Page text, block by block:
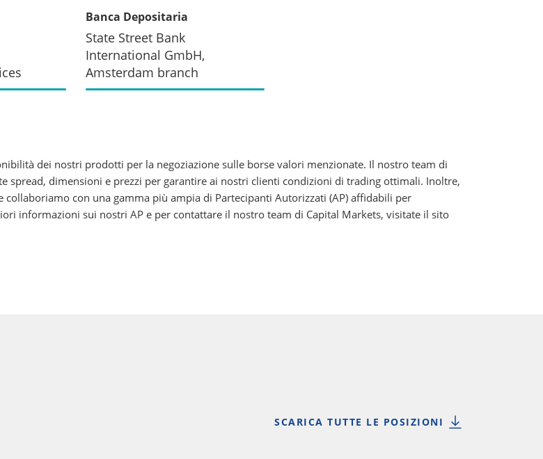
Banca Depositaria
State Street Bank
International GmbH,
Amsterdam branch
dei nostri prodotti per la negoziazione sulle borse valori menzionate. Il nostro team di
spread, dimensioni e prezzi per garantire ai nostri clienti condizioni di trading ottimali. Inoltre,
con una gamma più ampia di Partecipanti Autorizzati (AP) affidabili per
informazioni sui nostri AP e per contattare il nostro team di Capital Markets, visitate il sito
SCARICA TUTTE LE POSIZIONI